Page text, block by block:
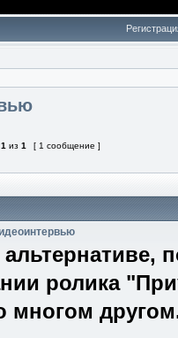
1 из 1 [ 1 сообщение ]
ролика
многом